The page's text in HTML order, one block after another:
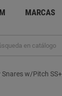
MARCAS
w/Pitch